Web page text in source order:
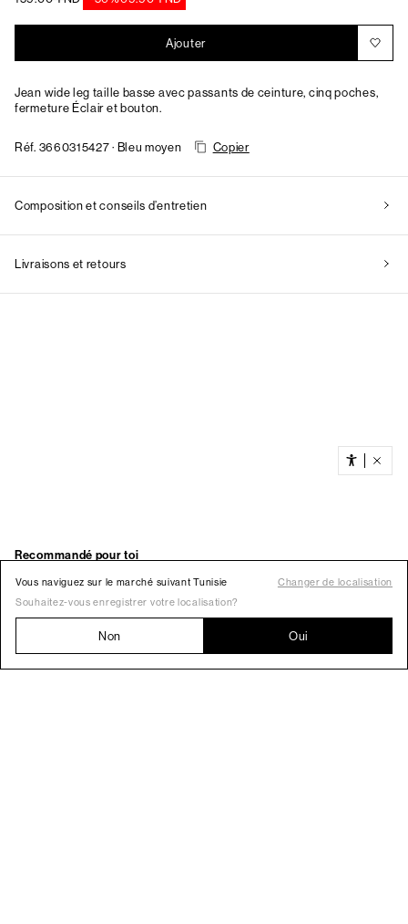
Vous naviguez sur le marché suivant Tunisie
Changer de localisation
Souhaitez-vous enregistrer votre localisation?
Non Oui